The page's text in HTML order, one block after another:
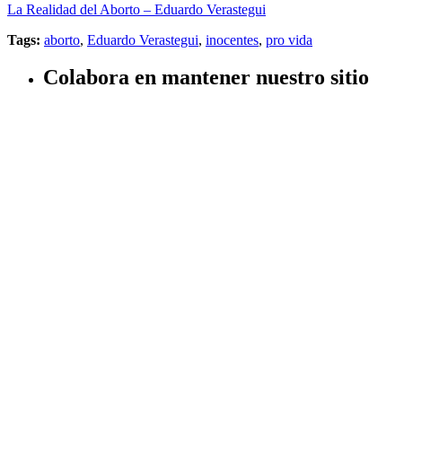
La Realidad del Aborto – Eduardo Verastegui
Tags: aborto, Eduardo Verastegui, inocentes, pro vida
Colabora en mantener nuestro sitio